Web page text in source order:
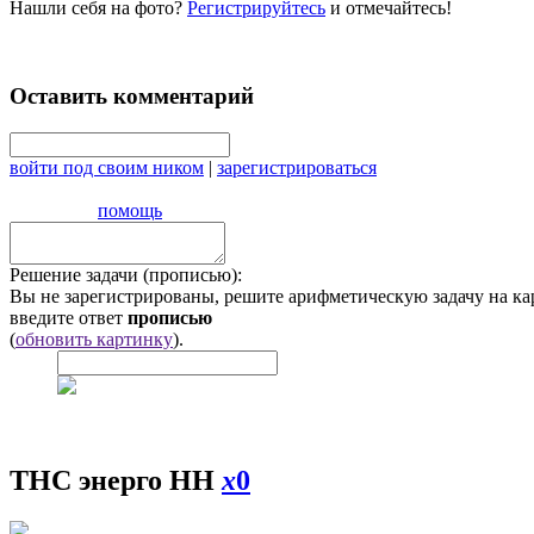
Нашли себя на фото? Регистрируйтесь и отмечайтесь!
Оставить комментарий
войти под своим ником | зарегистрироваться
помощь
Решение задачи (прописью):
Вы не зарегистрированы, решите арифметическую задачу на
введите ответ прописью
(обновить картинку).
ТНС энерго НН x0